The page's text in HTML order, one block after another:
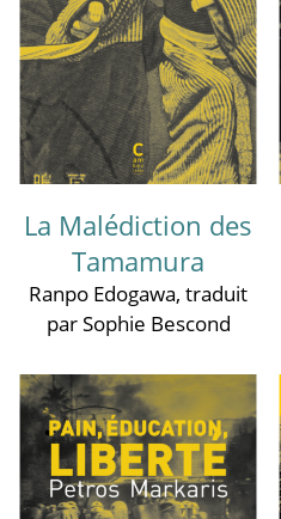
La Malédiction des
Tamamura
Ranpo Edogawa, traduit
par Sophie Bescond